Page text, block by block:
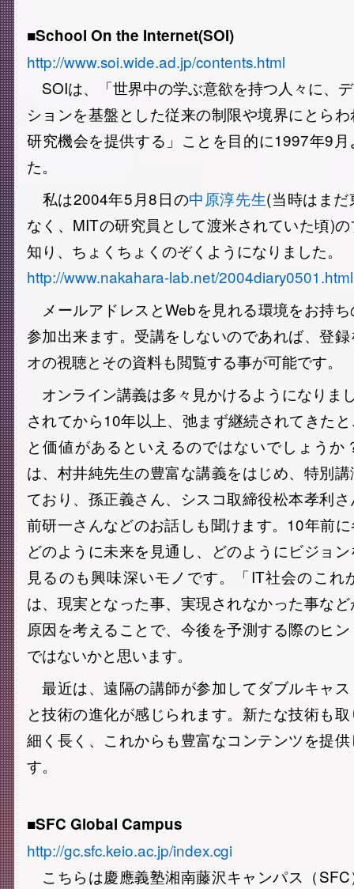
■School On the Internet(SOI)
http://www.soi.wide.ad.jp/contents.html
SOIは、「世界中の学ぶ意欲を持つ人々に、
ションを基盤とした従来の制限や境界にとら
研究機会を提供する」ことを目的に1997年9
た。
私は2004年5月8日の中原淳先生(当時はま
なく、MITの研究員として渡米されていた頃)
知り、ちょくちょくのぞくようになりました。
http://www.nakahara-lab.net/2004diary0501.html
メールアドレスとWebを見れる環境をお持
参加出来ます。受講をしないのであれば、登
オの視聴とその資料も閲覧する事が可能です。
オンライン講義は多々見かけるようになりま
されてから10年以上、弛まず継続されてきた
と価値があるといえるのではないでしょうか
は、村井純先生の豊富な講義をはじめ、特別
ており、孫正義さん、シスコ取締役松本孝利
前研一さんなどのお話しも聞けます。10年前
どのように未来を見通し、どのようにビジョ
見るのも興味深いモノです。「IT社会のこれ
は、現実となった事、実現されなかった事な
原因を考えることで、今後を予測する際のヒ
ではないかと思います。
最近は、遠隔の講師が参加してダブルキャ
と技術の進化が感じられます。新たな技術も
細く長く、これからも豊富なコンテンツを提
す。
■SFC Global Campus
http://gc.sfc.keio.ac.jp/index.cgi
こちらは慶應義塾湘南藤沢キャンパス（